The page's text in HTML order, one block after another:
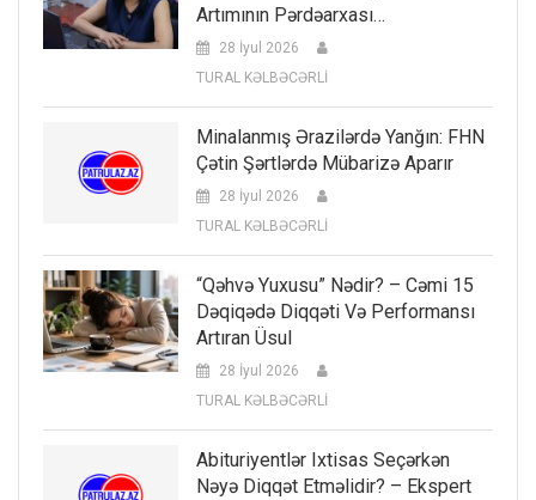
Artımının Pərdəarxası…
28 İyul 2026
TURAL KƏLBƏCƏRLİ
Minalanmış Ərazilərdə Yanğın: FHN
Çətin Şərtlərdə Mübarizə Aparır
28 İyul 2026
TURAL KƏLBƏCƏRLİ
“Qəhvə Yuxusu” Nədir? – Cəmi 15
Dəqiqədə Diqqəti Və Performansı
Artıran Üsul
28 İyul 2026
TURAL KƏLBƏCƏRLİ
Abituriyentlər Ixtisas Seçərkən
Nəyə Diqqət Etməlidir? – Ekspert